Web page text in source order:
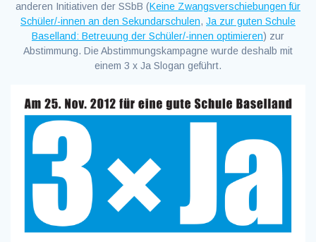
anderen Initiativen der SSbB (Keine Zwangsverschiebungen für
Schüler/-innen an den Sekundarschulen, Ja zur guten Schule
Baselland: Betreuung der Schüler/-innen optimieren) zur
Abstimmung. Die Abstimmungskampagne wurde deshalb mit
einem 3 x Ja Slogan geführt.